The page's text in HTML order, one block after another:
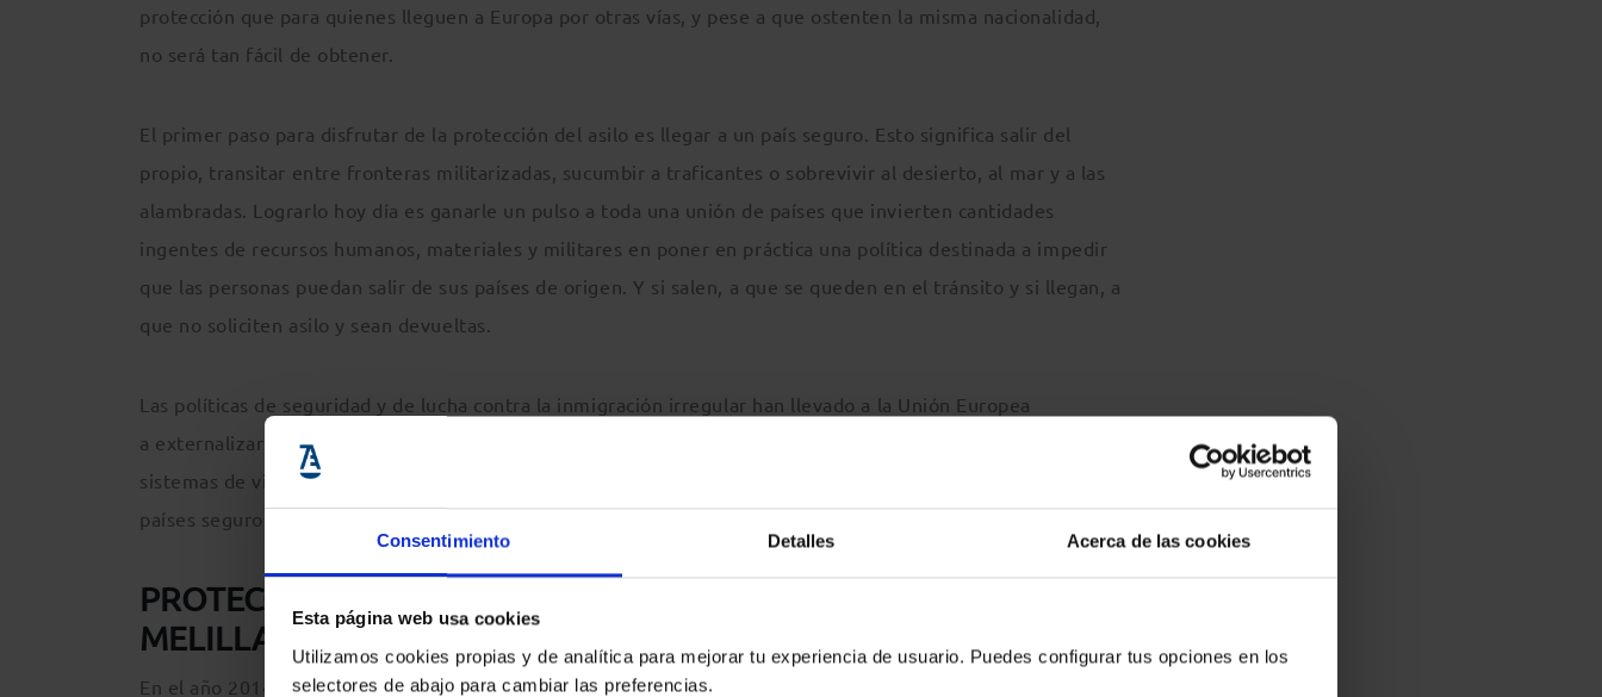
Consentimiento Detalles Acerca de las cookies
Esta página web usa cookies
Utilizamos cookies propias y de analítica para mejorar tu experiencia de usuario. Puedes configurar tus opciones en los
selectores de abajo para cambiar las preferencias.
protección que para quienes lleguen a Europa por otras vías, y pese a que ostenten la misma nacionalidad,
no será tan fácil de obtener.
El primer paso para disfrutar de la protección del asilo es llegar a un país seguro. Esto significa salir del
propio, transitar entre fronteras militarizadas, sucumbir a traficantes o sobrevivir al desierto, al mar y a las
alambradas. Lograrlo hoy día es ganarle un pulso a toda una unión de países que invierten cantidades
ingentes de recursos humanos, materiales y militares en poner en práctica una política destinada a impedir
que las personas puedan salir de sus países de origen. Y si salen, a que se queden en el tránsito y si llegan, a
que no soliciten asilo y sean devueltas.
Las políticas de seguridad y de lucha contra la inmigración irregular han llevado a la Unión Europea
a externalizar sus fronteras a través de un amplio dispositivo policial, de acuerdos bilaterales y sofisticados
sistemas de vigilancia que dificultan la llegada de personas necesitadas de protección internacional a
países seguros y las avocan a utilizar rutas cada vez más peligrosas y mortíferas.
PROTECCIÓN INTERNACIONAL EN LAS FRONTERAS. CEUTA Y
MELILLA
En el año 2014 consiguieron acceder a territorio europeo 625.000 solicitantes de asilo. A España no llegaron